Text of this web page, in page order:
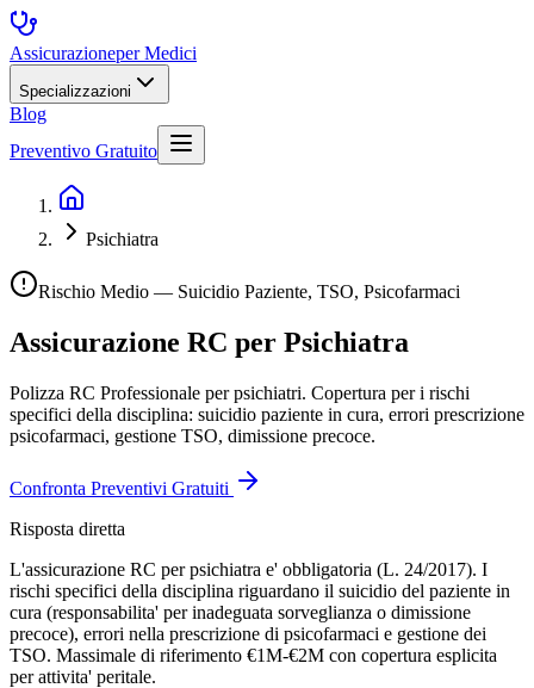
Assicurazioneper Medici
Specializzazioni
Blog
Preventivo Gratuito
Psichiatra
Rischio Medio — Suicidio Paziente, TSO, Psicofarmaci
Assicurazione RC per Psichiatra
Polizza RC Professionale per psichiatri. Copertura per i rischi
specifici della disciplina: suicidio paziente in cura, errori prescrizione
psicofarmaci, gestione TSO, dimissione precoce.
Confronta Preventivi Gratuiti
Risposta diretta
L'assicurazione RC per psichiatra e' obbligatoria (L. 24/2017). I
rischi specifici della disciplina riguardano il suicidio del paziente in
cura (responsabilita' per inadeguata sorveglianza o dimissione
precoce), errori nella prescrizione di psicofarmaci e gestione dei
TSO. Massimale di riferimento €1M-€2M con copertura esplicita
per attivita' peritale.